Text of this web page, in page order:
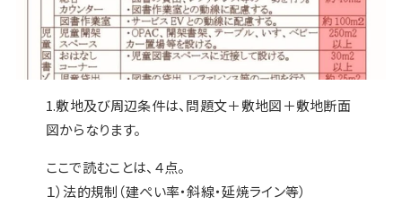
1.敷地及び周辺条件は、問題文＋敷地図＋敷地断面
図からなります。
ここで読むことは、４点。
１）法的規制（建ぺい率・斜線・延焼ライン等）